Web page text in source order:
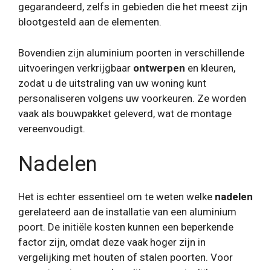
gegarandeerd, zelfs in gebieden die het meest zijn
blootgesteld aan de elementen.
Bovendien zijn aluminium poorten in verschillende
uitvoeringen verkrijgbaar ontwerpen en kleuren,
zodat u de uitstraling van uw woning kunt
personaliseren volgens uw voorkeuren. Ze worden
vaak als bouwpakket geleverd, wat de montage
vereenvoudigt.
Nadelen
Het is echter essentieel om te weten welke nadelen
gerelateerd aan de installatie van een aluminium
poort. De initiële kosten kunnen een beperkende
factor zijn, omdat deze vaak hoger zijn in
vergelijking met houten of stalen poorten. Voor